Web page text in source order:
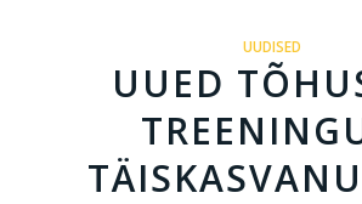
UUDISED
UUED